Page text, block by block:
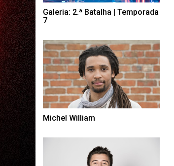
Galeria: 2.ª Batalha | Temporada
7
Michel William